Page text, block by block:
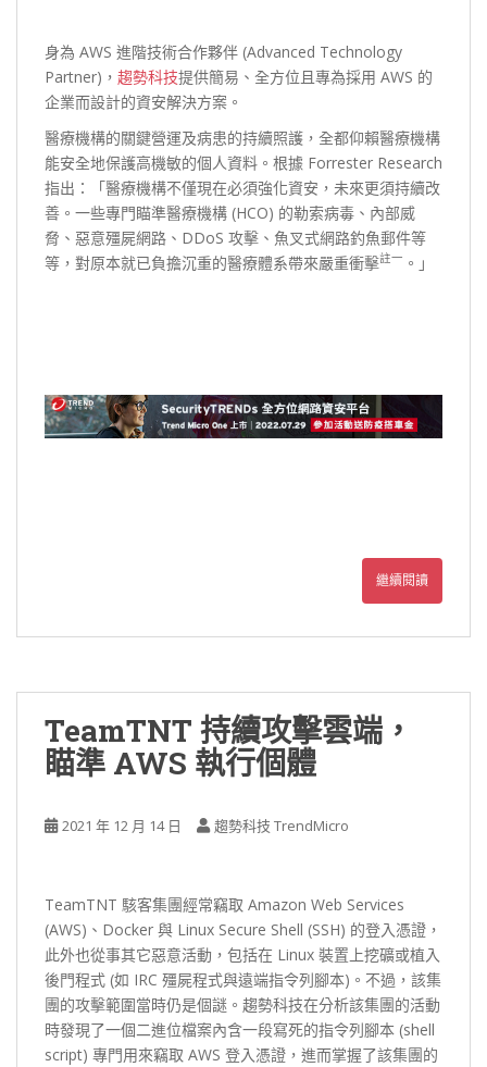
身為 AWS 進階技術合作夥伴 (Advanced Technology
Partner)， 趨勢科技提供簡易、全方位且專為採用 AWS 的
企業而設計的資安解決方案。
醫療機構的關鍵營運及病患的持續照護，全都仰賴醫療機構
能安全地保護高機敏的個人資料。根據 Forrester Research
指出：「醫療機構不僅現在必須強化資安，未來更須持續改
善。一些專門瞄準醫療機構 (HCO) 的勒索病毒、內部威
脅、惡意殭屍網路、DDoS 攻擊、魚叉式網路釣魚郵件等
等，對原本就已負擔沉重的醫療體系帶來嚴重衝擊註一 。」
繼續閱讀
TeamTNT 持續攻擊雲端，
瞄準 AWS 執行個體
2021 年 12 月 14 日 趨勢科技 TrendMicro
TeamTNT 駭客集團經常竊取 Amazon Web Services
(AWS)、Docker 與 Linux Secure Shell (SSH) 的登入憑證，
此外也從事其它惡意活動，包括在 Linux 裝置上挖礦或植入
後門程式 (如 IRC 殭屍程式與遠端指令列腳本)。不過，該集
團的攻擊範圍當時仍是個謎。趨勢科技在分析該集團的活動
時發現了一個二進位檔案內含一段寫死的指令列腳本 (shell
script) 專門用來竊取 AWS 登入憑證，進而掌握了該集團的